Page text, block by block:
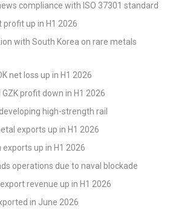
compliance with ISO 37301 standard
profit up in H1 2026
with South Korea on rare metals
net loss up in H1 2026
profit down in H1 2026
high-strength rail
exports up in H1 2026
up in H1 2026
operations due to naval blockade
revenue up in H1 2026
in June 2026